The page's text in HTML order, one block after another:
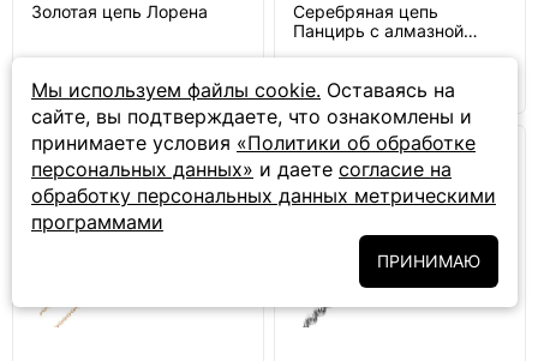
Золотая цепь Лорена
Серебряная цепь
Панцирь с алмазной
Мы используем файлы cookie. Оставаясь на
сайте, вы подтверждаете, что ознакомлены и
принимаете условия «Политики об обработке
персональных данных» и даете согласие на
обработку персональных данных метрическими
программами
ПРИНИМАЮ